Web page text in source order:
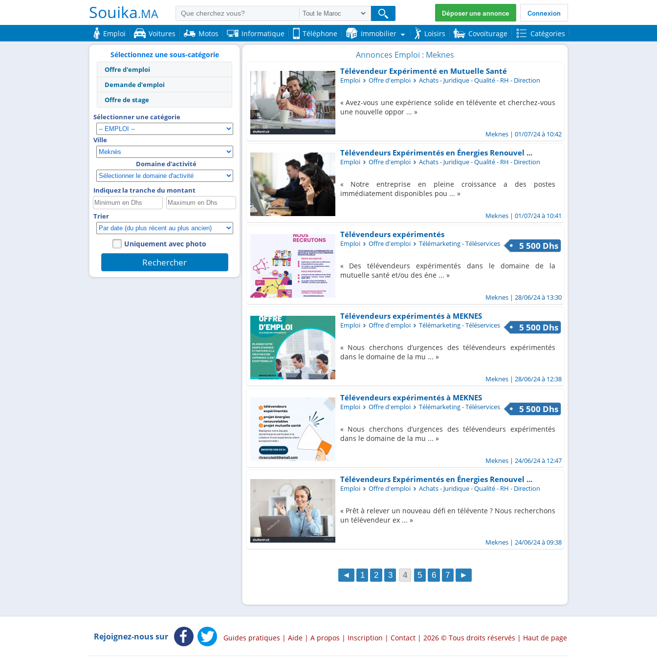
Souika.MA Déposer une annonce Connexion
Emploi Voitures Motos Informatique Téléphone Immobilier Loisirs Covoiturage Catégories
Sélectionnez une sous-catégorie
Offre d'emploi
Demande d'emploi
Offre de stage
Sélectionner une catégorie
Ville
Domaine d'activité
Indiquez la tranche du montant
Trier
Uniquement avec photo
Annonces Emploi : Meknes
Télévendeur Expérimenté en Mutuelle Santé
Emploi Offre d'emploi Achats - Juridique - Qualité - RH - Direction
Avez-vous une expérience solide en télévente et cherchez-vous
une nouvelle oppor ...
Meknes| 01/07/24 à 10:42
Télévendeurs Expérimentés en Énergies Renouvel ...
Emploi Offre d'emploi Achats - Juridique - Qualité - RH - Direction
Notre entreprise en pleine croissance a des postes
immédiatement disponibles pou ...
Meknes| 01/07/24 à 10:41
Télévendeurs expérimentés
5 500 Dhs
Emploi Offre d'emploi Télémarketing - Téléservices
Des télévendeurs expérimentés dans le domaine de la
mutuelle santé et/ou des éne ...
Meknes| 28/06/24 à 13:30
Télévendeurs expérimentés à MEKNES
5 500 Dhs
Emploi Offre d'emploi Télémarketing - Téléservices
Nous cherchons d’urgences des télévendeurs expérimentés
dans le domaine de la mu ...
Meknes| 28/06/24 à 12:38
Télévendeurs expérimentés à MEKNES
5 500 Dhs
Emploi Offre d'emploi Télémarketing - Téléservices
Nous cherchons d’urgences des télévendeurs expérimentés
dans le domaine de la mu ...
Meknes| 24/06/24 à 12:47
Télévendeurs Expérimentés en Énergies Renouvel ...
Emploi Offre d'emploi Achats - Juridique - Qualité - RH - Direction
Prêt à relever un nouveau défi en télévente ? Nous recherchons
un télévendeur ex ...
Meknes| 24/06/24 à 09:38
◄ 1 2 3 4 5 6 7 ►
Rejoignez-nous sur Guides pratiques | Aide | A propos | Inscription | Contact | 2026 © Tous droits réservés | Haut de page